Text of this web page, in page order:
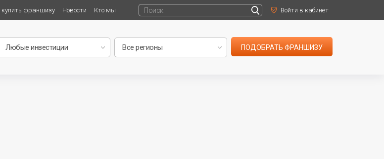
купить франшизу Новости Кто мы Войти в кабинет
ПОДОБРАТЬ ФРАНШИЗУ